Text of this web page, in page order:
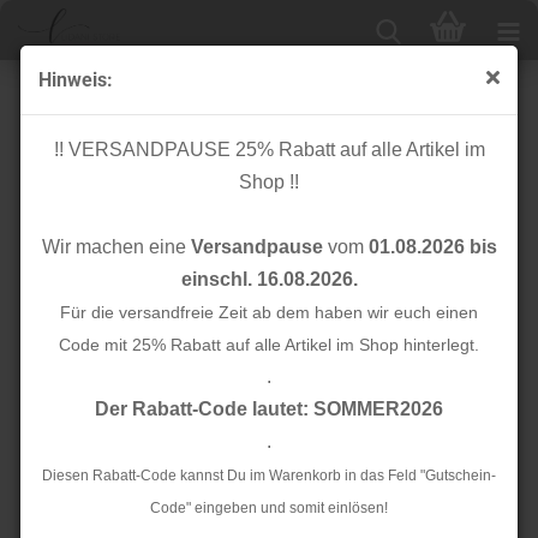
Hinweis:
!! VERSANDPAUSE 25% Rabatt auf alle Artikel im
Shop !!
Wir machen eine Versandpausevom 01.08.2026 bis
einschl. 16.08.2026.
Für die versandfreie Zeit ab dem haben wir euch einen
Code mit 25% Rabatt auf alle Artikel im Shop hinterlegt.
.
Der Rabatt-Code lautet: SOMMER2026
.
Diesen Rabatt-Code kannst Du im Warenkorb in das Feld "Gutschein-
Code" eingeben und somit einlösen!
Bio Jersey - azalea - A84 - Albstoffe